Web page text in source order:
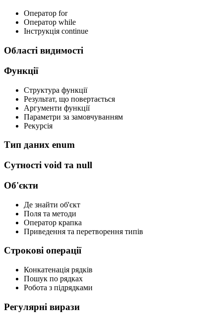
Оператор for
Оператор while
Інструкція continue
Області видимості
Функції
Структура функції
Результат, що повертається
Аргументи функції
Параметри за замовчуванням
Рекурсія
Тип даних enum
Сутності void та null
Об'єкти
Де знайти об'єкт
Поля та методи
Оператор крапка
Приведення та перетворення типів
Строкові операції
Конкатенація рядків
Пошук по рядках
Робота з підрядками
Регулярні вирази